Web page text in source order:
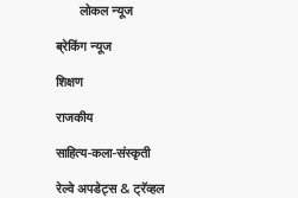
लोकल न्यूज
ब्रेकिंग न्यूज
शिक्षण
राजकीय
साहित्य-कला-संस्कृती
रेल्वे अपडेट्स & ट्रॅव्हल